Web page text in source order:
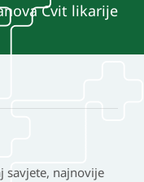
Cvit likarije
savjete, najnovije